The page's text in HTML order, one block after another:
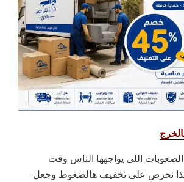
اللي يواجهها الناس وقت
كذا نحرص على تخفيف هالضغوط وجعل